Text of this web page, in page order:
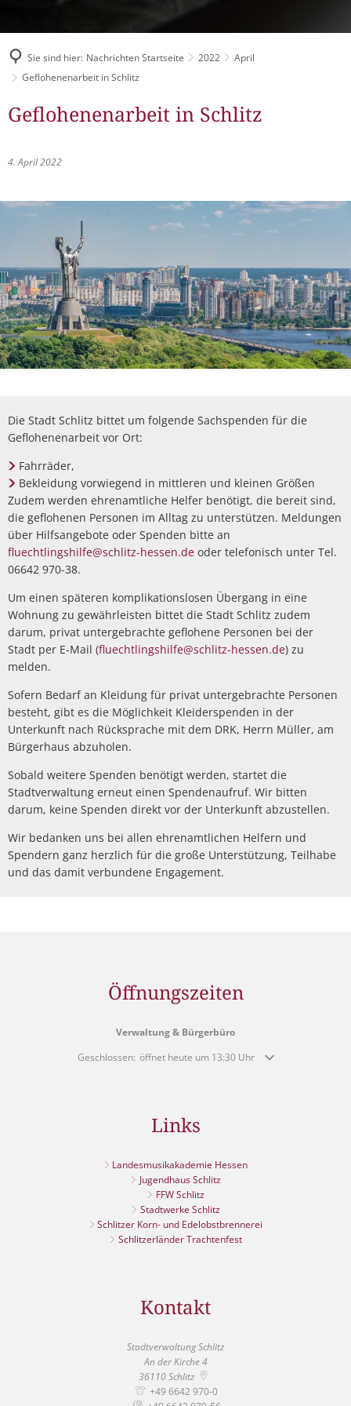
Konzertsaal LMAH
Schlitzer Geschichten
Sie sind hier: Nachrichten Startseite 2022
April
Geflohenenarbeit in Schlitz
Geflohenenarbeit in Schlitz
4. April 2022
Die Stadt Schlitz bittet um folgende Sachspenden für die
Geflohenenarbeit vor Ort:
Fahrräder,
Bekleidung vorwiegend in mittleren und kleinen Größen
Zudem werden ehrenamtliche Helfer benötigt, die bereit sind,
die geflohenen Personen im Alltag zu unterstützen. Meldungen
über Hilfsangebote oder Spenden bitte an
fluechtlingshilfe@schlitz-hessen.de oder telefonisch unter Tel.
06642 970-38.
Um einen späteren komplikationslosen Übergang in eine
Wohnung zu gewährleisten bittet die Stadt Schlitz zudem
darum, privat untergebrachte geflohene Personen bei der
Stadt per E-Mail (fluechtlingshilfe@schlitz-hessen.de) zu
melden.
Sofern Bedarf an Kleidung für privat untergebrachte Personen
besteht, gibt es die Möglichkeit Kleiderspenden in der
Unterkunft nach Rücksprache mit dem DRK, Herrn Müller, am
Bürgerhaus abzuholen.
Sobald weitere Spenden benötigt werden, startet die
Stadtverwaltung erneut einen Spendenaufruf. Wir bitten
darum, keine Spenden direkt vor der Unterkunft abzustellen.
Wir bedanken uns bei allen ehrenamtlichen Helfern und
Spendern ganz herzlich für die große Unterstützung, Teilhabe
und das damit verbundene Engagement.
Öffnungszeiten
Verwaltung & Bürgerbüro
Klicken, um weitere Öffnungs- oder Schließzeiten
Geschlossen: öffnet heute um 13:30 Uhr
Links
Landesmusikakademie Hessen
Jugendhaus Schlitz
FFW Schlitz
Stadtwerke Schlitz
Schlitzer Korn- und Edelobstbrennerei
Schlitzerländer Trachtenfest
Kontakt
Stadtverwaltung Schlitz
An der Kirche 4
36110 Schlitz
+49 6642 970-0